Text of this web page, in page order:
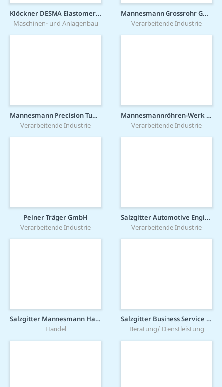
Klöckner DESMA Elastomertechnik GmbH
Maschinen- und Anlagenbau
Mannesmann Grossrohr GmbH
Verarbeitende Industrie
Mannesmann Precision Tubes GmbH
Verarbeitende Industrie
Mannesmannröhren-Werk GmbH
Verarbeitende Industrie
Peiner Träger GmbH
Verarbeitende Industrie
Salzgitter Automotive Engineering GmbH & Co. KG
Verarbeitende Industrie
Salzgitter Mannesmann Handel GmbH
Handel
Salzgitter Business Service GmbH
Beratung/ Dienstleistung